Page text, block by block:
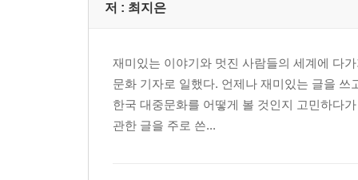
페미니즘의 속도
저 : 최지은
재미있는 이야기와 멋진 사람들의 세계에 다
문화 기자로 일했다. 언제나 재미있는 글을
한국 대중문화를 어떻게 볼 것인지 고민하다
관한 글을 주로 쓴...